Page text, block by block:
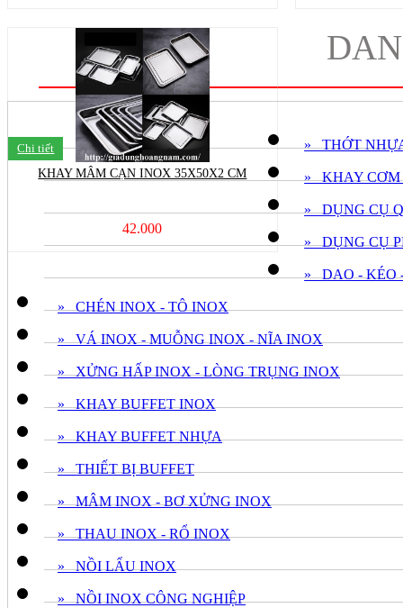
Chi tiết
KHAY MÂM CẠN INOX 35X50X2 CM
42.000
» THỚT
» KHAY CƠM
» DỤNG CỤ
» DỤNG CỤ
» DAO - KÉO
» CHÉN INOX - TÔ INOX
» VÁ INOX - MUỖNG INOX - NĨA INOX
» XỬNG HẤP INOX - LÒNG TRỤNG INOX
» KHAY BUFFET INOX
» KHAY BUFFET NHỰA
» THIẾT BỊ BUFFET
» MÂM INOX - BƠ XỬNG INOX
» THAU INOX - RỔ INOX
» NỒI LẨU INOX
» NỒI INOX CÔNG NGHIỆP